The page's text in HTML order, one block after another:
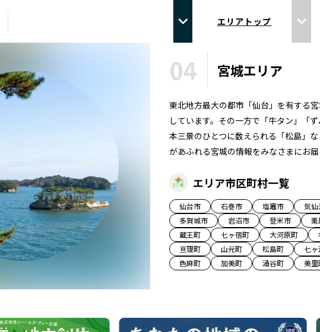
エリアトップ
04 宮城エリア
東北地方最大の都市「仙台」を有する
しています。その一方で「牛タン」「
本三景のひとつに数えられる「松島」
があふれる宮城の情報をみなさまにお届
エリア市区町村一覧
仙台市 石巻市 塩竈市 気仙
多賀城市
岩沼市 登米市 栗
蔵王町
七ヶ宿町 大河原町
亘理町
山元町 松島町 七ヶ
色麻町
加美町 涌谷町 美里